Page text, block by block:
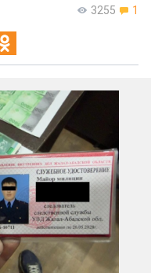
3255 1